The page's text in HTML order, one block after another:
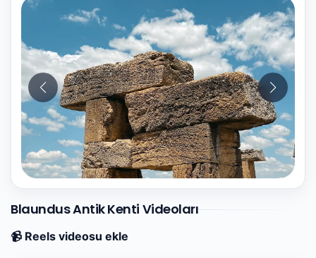
10 Fotoğraf
Blaundus Antik Kenti Videoları
📹 Reels videosu ekle